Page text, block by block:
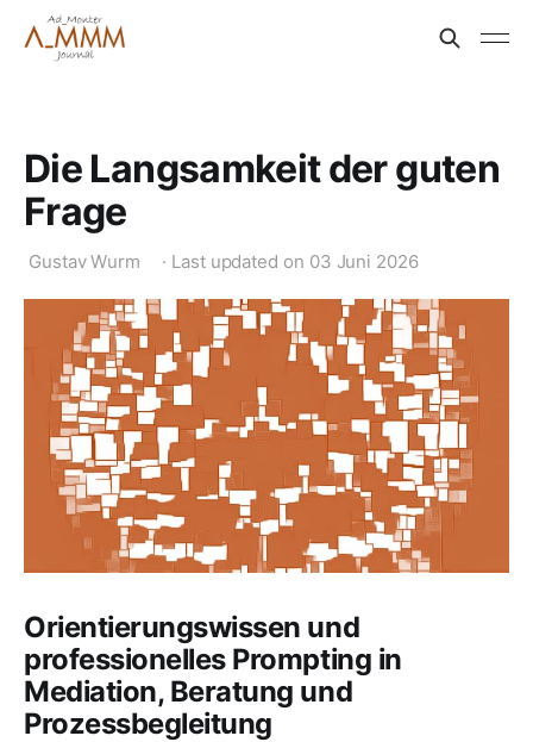
Die Langsamkeit der guten
Frage
Gustav Wurm · Last updated on 03 Juni 2026
Orientierungswissen und
professionelles Prompting in
Mediation, Beratung und
Prozessbegleitung